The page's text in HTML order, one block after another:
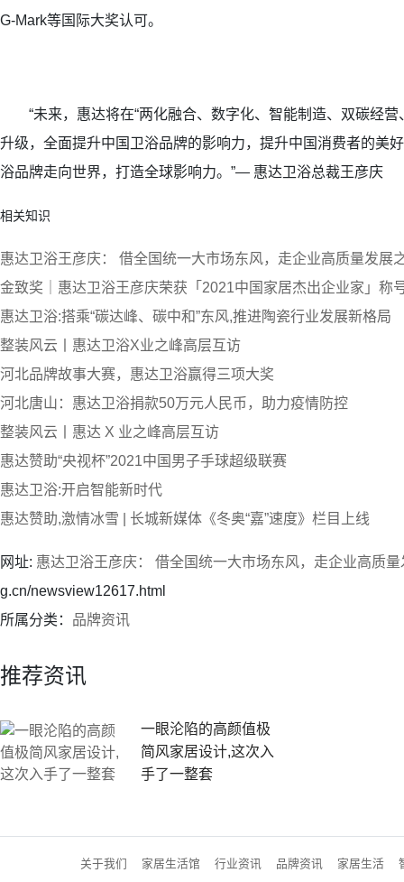
G-Mark等国际大奖认可。
“未来，惠达将在“两化融合、数字化、智能制造、双碳经营
升级，全面提升中国卫浴品牌的影响力，提升中国消费者的美
浴品牌走向世界，打造全球影响力。”— 惠达卫浴总裁王彦庆
相关知识
惠达卫浴王彦庆： 借全国统一大市场东风，走企业高质量发展
金致奖｜惠达卫浴王彦庆荣获「2021中国家居杰出企业家」称
惠达卫浴:搭乘“碳达峰、碳中和”东风,推进陶瓷行业发展新格局
整装风云丨惠达卫浴X业之峰高层互访
河北品牌故事大赛，惠达卫浴赢得三项大奖
河北唐山：惠达卫浴捐款50万元人民币，助力疫情防控
整装风云丨惠达 X 业之峰高层互访
惠达赞助“央视杯”2021中国男子手球超级联赛
惠达卫浴:开启智能新时代
惠达赞助,激情冰雪 | 长城新媒体《冬奥“嘉”速度》栏目上线
网址: 惠达卫浴王彦庆： 借全国统一大市场东风，走企业高质
g.cn/newsview12617.html
所属分类： 品牌资讯
推荐资讯
一眼沦陷的高颜值极
简风家居设计,这次入
手了一整套
关于我们 家居生活馆 行业资讯 品牌资讯 家居生活